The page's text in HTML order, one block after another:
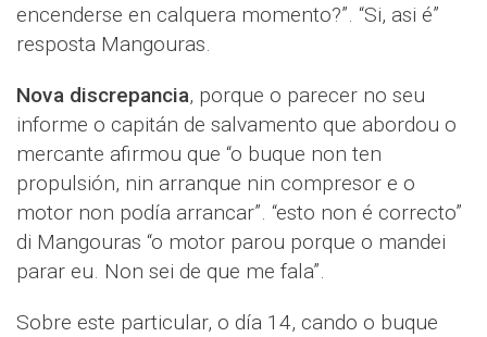
encenderse en calquera momento?”. “Si, asi é”
resposta Mangouras.
Nova discrepancia, porque o parecer no seu
informe o capitán de salvamento que abordou o
mercante afirmou que “o buque non ten
propulsión, nin arranque nin compresor e o
motor non podía arrancar”. “esto non é correcto”
di Mangouras “o motor parou porque o mandei
parar eu. Non sei de que me fala”.
Sobre este particular, o día 14, cando o buque